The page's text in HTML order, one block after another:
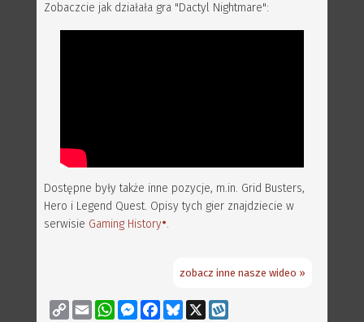
Zobaczcie jak działała gra "Dactyl Nightmare":
Dostępne były także inne pozycje, m.in. Grid Busters,
Hero i Legend Quest. Opisy tych gier znajdziecie w
serwisie Gaming History .
zobacz inne nasze wideo »
Copy
Link
Email WhatsAppMessenger
FacebookBluesky